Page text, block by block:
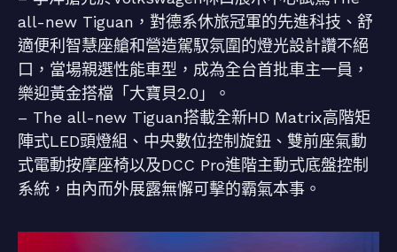
all-new Tiguan，對德系休旅冠軍的先進科技、舒
適便利智慧座艙和營造駕馭氛圍的燈光設計讚不絕
口，當場親選性能車型，成為全台首批車主一員，
樂迎黃金搭檔「大寶貝2.0」。
– The all-new Tiguan搭載全新HD Matrix高階矩
陣式LED頭燈組、中央數位控制旋鈕、雙前座氣動
式電動按摩座椅以及DCC Pro進階主動式底盤控制
系統，由內而外展露無懈可擊的霸氣本事。